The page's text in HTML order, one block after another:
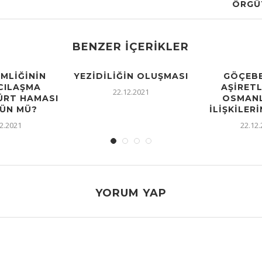
BENZER İÇERIKLER
HAMASI
MÜ?
YEZIDILIĞIN OLUŞMASI
22.12.2021
YORUM YAP